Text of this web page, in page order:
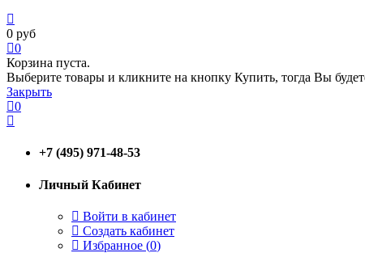
0 руб
0
Корзина пуста.
Выберите товары и кликните на кнопку Купить, тогда Вы
Закрыть
0
+7 (495) 971-48-53
Личный Кабинет
Войти в кабинет
Создать кабинет
Избранное (0)